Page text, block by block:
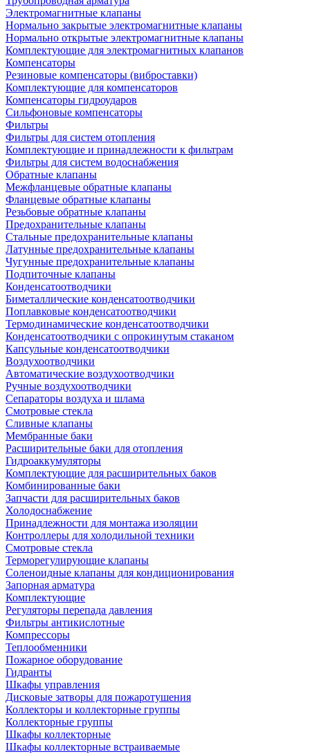
Электромагнитные клапаны
Нормально закрытые электромагнитные клапаны
Нормально открытые электромагнитные клапаны
Комплектующие для электромагнитных клапанов
Компенсаторы
Резиновые компенсаторы (виброставки)
Комплектующие для компенсаторов
Компенсаторы гидроударов
Сильфоновые компенсаторы
Фильтры
Фильтры для систем отопления
Комплектующие и принадлежности к фильтрам
Фильтры для систем водоснабжения
Обратные клапаны
Межфланцевые обратные клапаны
Фланцевые обратные клапаны
Резьбовые обратные клапаны
Предохранительные клапаны
Стальные предохранительные клапаны
Латунные предохранительные клапаны
Чугунные предохранительные клапаны
Подпиточные клапаны
Конденсатоотводчики
Биметаллические конденсатоотводчики
Поплавковые конденсатоотводчики
Термодинамические конденсатоотводчики
Конденсатоотводчики с опрокинутым стаканом
Капсульные конденсатоотводчики
Воздухоотводчики
Автоматические воздухоотводчики
Ручные воздухоотводчики
Сепараторы воздуха и шлама
Смотровые стекла
Сливные клапаны
Мембранные баки
Расширительные баки для отопления
Гидроаккумуляторы
Комплектующие для расширительных баков
Комбинированные баки
Запчасти для расширительных баков
Холодоснабжение
Принадлежности для монтажа изоляции
Контроллеры для холодильной техники
Смотровые стекла
Терморегулирующие клапаны
Соленоидные клапаны для кондиционирования
Запорная арматура
Комплектующие
Регуляторы перепада давления
Фильтры антикислотные
Компрессоры
Теплообменники
Пожарное оборудование
Гидранты
Шкафы управления
Дисковые затворы для пожаротушения
Коллекторы и коллекторные группы
Коллекторные группы
Шкафы коллекторные
Шкафы коллекторные встраиваемые